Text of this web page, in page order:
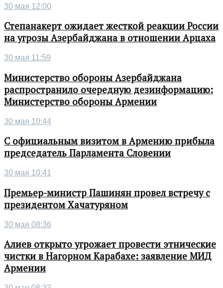
30 мая 12:00
Степанакерт ожидает жесткой реакции России
на угрозы Азербайджана в отношении Арцаха
30 мая 11:59
Министерство обороны Азербайджана
распространило очередную дезинформацию:
Министерство обороны Армении
30 мая 10:44
С официальным визитом в Армению прибыла
председатель Парламента Словении
30 мая 10:41
Премьер-министр Пашинян провел встречу с
президентом Хачатуряном
30 мая 08:36
Алиев открыто угрожает провести этнические
чистки в Нагорном Карабахе: заявление МИД
Армении